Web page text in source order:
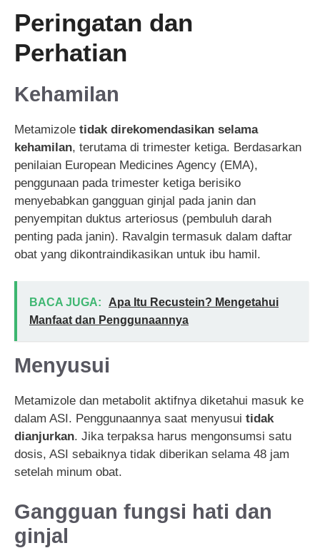
Peringatan dan
Perhatian
Kehamilan
Metamizole tidak direkomendasikan selama
kehamilan, terutama di trimester ketiga. Berdasarkan
penilaian European Medicines Agency (EMA),
penggunaan pada trimester ketiga berisiko
menyebabkan gangguan ginjal pada janin dan
penyempitan duktus arteriosus (pembuluh darah
penting pada janin). Ravalgin termasuk dalam daftar
obat yang dikontraindikasikan untuk ibu hamil.
BACA JUGA:
Apa Itu Recustein? Mengetahui
Manfaat dan Penggunaannya
Menyusui
Metamizole dan metabolit aktifnya diketahui masuk ke
dalam ASI. Penggunaannya saat menyusui tidak
dianjurkan. Jika terpaksa harus mengonsumsi satu
dosis, ASI sebaiknya tidak diberikan selama 48 jam
setelah minum obat.
Gangguan fungsi hati dan
ginjal